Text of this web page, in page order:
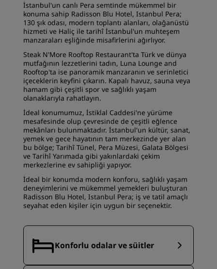
İstanbul'un canlı Pera semtinde mükemmel bir
konuma sahip Radisson Blu Hotel, Istanbul Pera;
130 şık odası, modern toplantı alanları, olağanüstü
hizmeti ve Haliç ile tarihî İstanbul'un muhteşem
manzaraları eşliğinde misafirlerini ağırlıyor.
Steak N'More Rooftop Restaurant'ta Türk ve dünya
mutfağının lezzetlerini tadın, Luna Lounge and
Rooftop'ta ise panoramik manzaranın ve serinletici
içeceklerin keyfini çıkarın. Kapalı havuz, sauna veya
hamam gibi çeşitli spor ve sağlıklı yaşam
olanaklarıyla rahatlayın.
İdeal konumumuz, İstiklal Caddesi'ne yürüme
mesafesinde olup çevresinde de çeşitli eğlence
mekânları bulunmaktadır. İstanbul'un kültür, sanat,
yemek ve gece hayatının tam merkezinde yer alan
bu bölge; Tarihî Tünel, Pera Müzesi, Galata Bölgesi
ve Tarihî Yarımada gibi yakınlardaki çekim
merkezlerine ev sahipliği yapıyor.
İdeal bir konumda modern konforu, sağlıklı yaşam
deneyimlerini ve mükemmel yemekleri buluşturan
Radisson Blu Hotel, Istanbul Pera; iş ve tatil amaçlı
seyahat eden kişiler için uygun bir seçenektir.
Konforlu odalar ve süitler